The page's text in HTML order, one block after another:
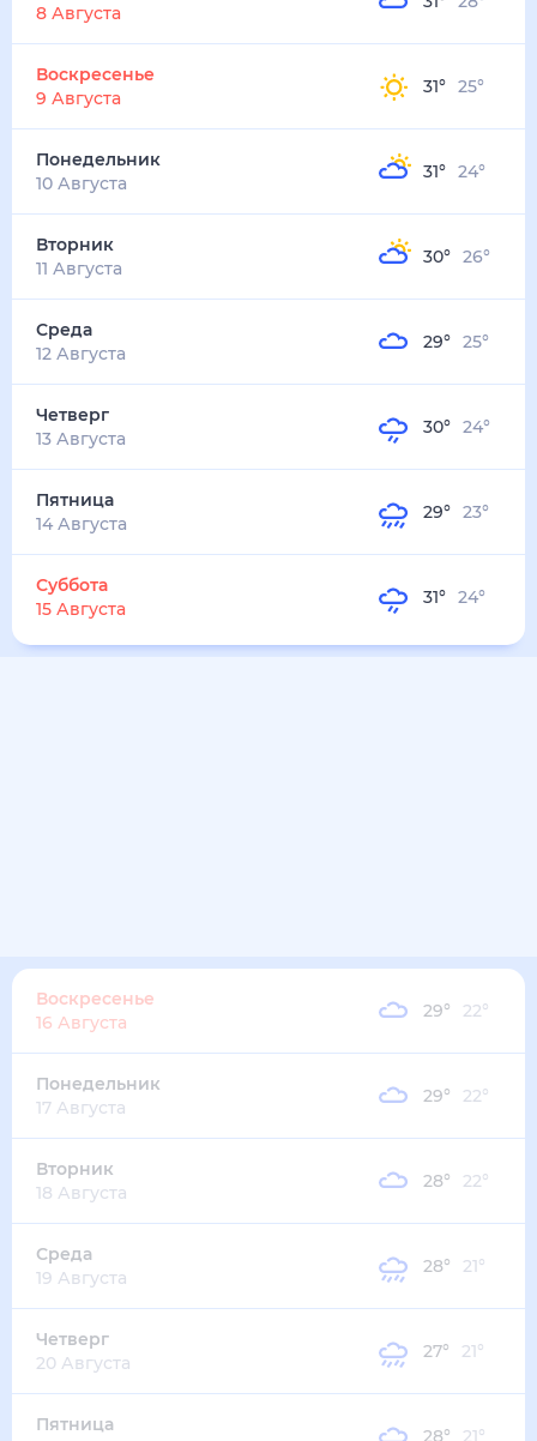
8 Августа
Воскресенье
9 Августа
31° 25°
Понедельник
10 Августа
31° 24°
Вторник
11 Августа
30° 26°
Среда
12 Августа
29° 25°
Четверг
13 Августа
30° 24°
Пятница
14 Августа
29° 23°
Суббота
15 Августа
31° 24°
Воскресенье
16 Августа
29° 22°
Понедельник
17 Августа
29° 22°
Вторник
18 Августа
28° 22°
Среда
19 Августа
28° 21°
Четверг
20 Августа
27° 21°
Пятница
28° 21°